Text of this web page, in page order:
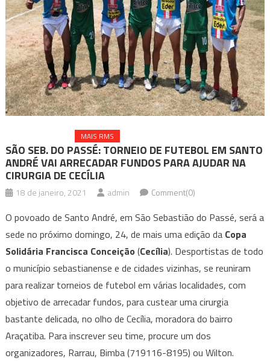
MAIS RMS
SÃO SEB. DO PASSÉ: TORNEIO DE FUTEBOL EM SANTO
ANDRÉ VAI ARRECADAR FUNDOS PARA AJUDAR NA
CIRURGIA DE CECÍLIA
18 de janeiro, 2021 admin Comment(0)
O povoado de Santo André, em São Sebastião do Passé, será a
sede no próximo domingo, 24, de mais uma edição da Copa
Solidária Francisca Conceição (Cecília). Desportistas de todo
o município sebastianense e de cidades vizinhas, se reuniram
para realizar torneios de futebol em várias localidades, com
objetivo de arrecadar fundos, para custear uma cirurgia
bastante delicada, no olho de Cecília, moradora do bairro
Araçatiba. Para inscrever seu time, procure um dos
organizadores, Rarrau, Bimba (719116-8195) ou Wilton.